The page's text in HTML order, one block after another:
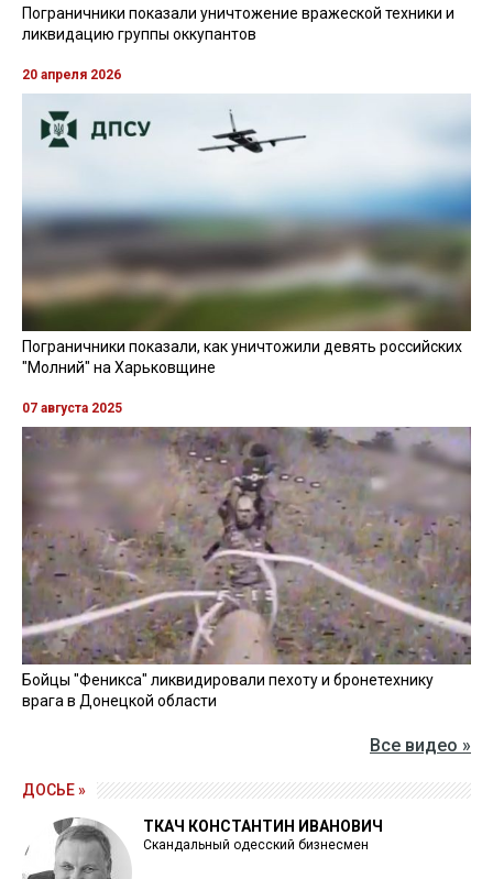
Пограничники показали уничтожение вражеской техники и
ликвидацию группы оккупантов
20 апреля 2026
Пограничники показали, как уничтожили девять российских
"Молний" на Харьковщине
07 августа 2025
Бойцы "Феникса" ликвидировали пехоту и бронетехнику
врага в Донецкой области
Все видео »
ДОСЬЕ »
ТКАЧ КОНСТАНТИН ИВАНОВИЧ
Скандальный одесский бизнесмен